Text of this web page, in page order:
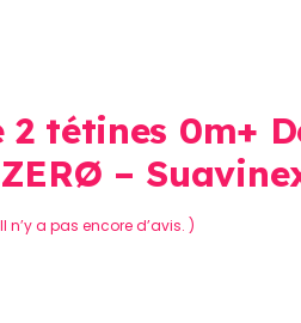
2 tétines 0m+
–
n’y a pas encore d’avis. )